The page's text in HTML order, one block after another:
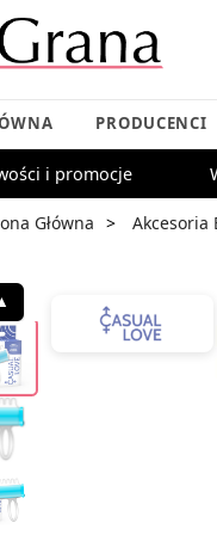
PRODUCENCI
i promocje
Główna Akcesoria